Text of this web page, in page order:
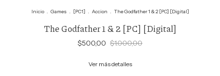
Inicio . Games . [PC1] . Accion . The Godfather 1 & 2 [PC] [Digital]
The Godfather 1 & 2 [PC] [Digital]
$500,00 $1.000,00
Ver más detalles